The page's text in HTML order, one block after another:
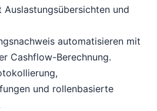
und
automatisieren mit
Cashflow-Berechnung.
und rollenbasierte